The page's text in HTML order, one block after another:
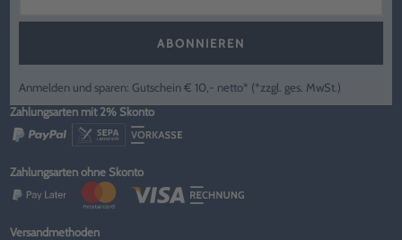
ABONNIEREN
Anmelden und sparen: Gutschein € 10,- netto* (*zzgl. ges. MwSt.)
Zahlungsarten mit 2% Skonto
Zahlungsarten ohne Skonto
Versandmethoden